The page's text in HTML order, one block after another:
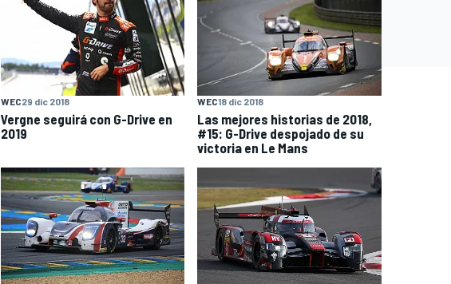
WEC29 dic 2018
Vergne seguirá con G-Drive en
2019
WEC18 dic 2018
Las mejores historias de 2018,
#15: G-Drive despojado de su
victoria en Le Mans